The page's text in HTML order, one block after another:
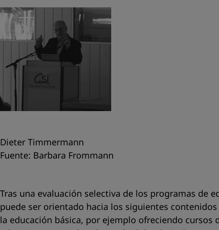
Dieter Timmermann
Fuente: Barbara Frommann
Tras una evaluación selectiva de los programas de
puede ser orientado hacia los siguientes
la educación básica, por ejemplo ofreciendo